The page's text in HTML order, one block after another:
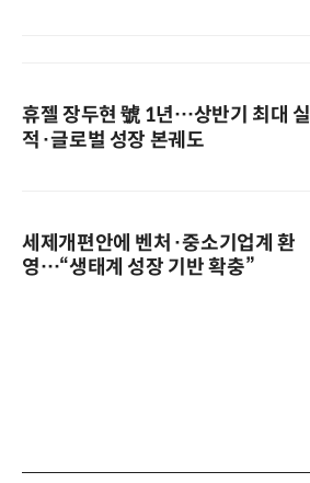
휴젤 장두현 號 1년…상반기 최대 실
적·글로벌 성장 본궤도
세제개편안에 벤처·중소기업계 환
영…“생태계 성장 기반 확충”